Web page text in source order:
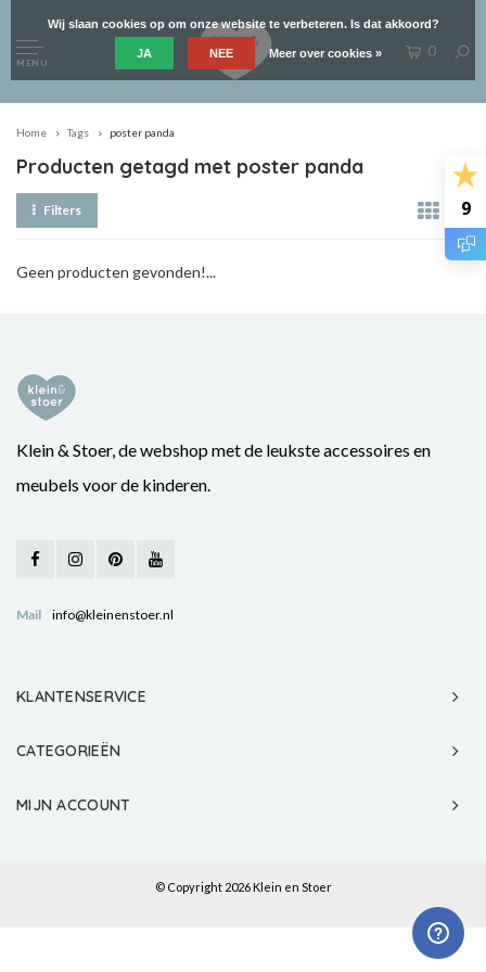
9
MENU
0
Home Tags poster panda
Producten getagd met poster panda
Filters
Geen producten gevonden!...
Klein & Stoer, de webshop met de leukste accessoires en
meubels voor de kinderen.
Mail info@kleinenstoer.nl
KLANTENSERVICE
CATEGORIEËN
MIJN ACCOUNT
© Copyright 2026 Klein en Stoer
Wij slaan cookies op om onze website te verbeteren. Is dat akkoord?
JA NEE Meer over cookies »